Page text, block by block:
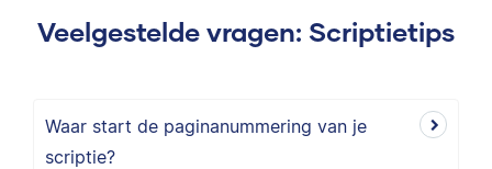
Veelgestelde vragen: Scriptietips
Waar start de paginanummering van je
scriptie?